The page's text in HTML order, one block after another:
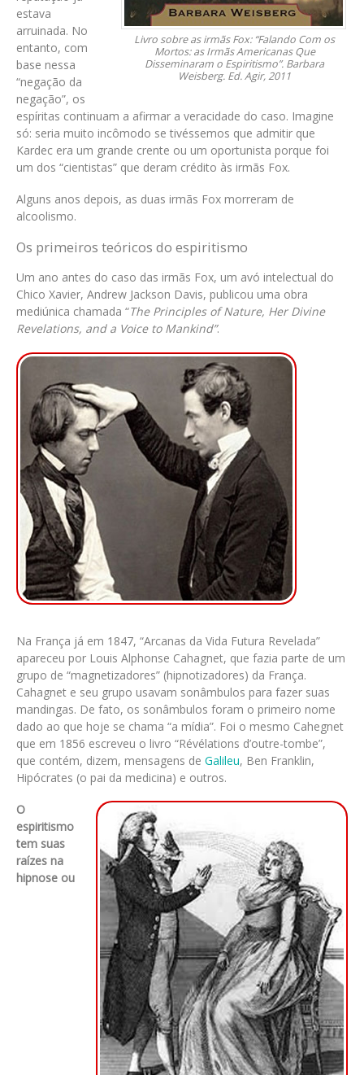
Livro sobre as irmãs Fox: “Falando Com os
Mortos: as Irmãs Americanas Que
Disseminaram o Espiritismo”. Barbara
Weisberg. Ed. Agir, 2011
estava
arruinada. No
entanto, com
base nessa
“negação da
negação”, os
espíritas continuam a afirmar a veracidade do caso. Imagine
só: seria muito incômodo se tivéssemos que admitir que
Kardec era um grande crente ou um oportunista porque foi
um dos “cientistas” que deram crédito às irmãs Fox.
Alguns anos depois, as duas irmãs Fox morreram de
alcoolismo.
Os primeiros teóricos do espiritismo
Um ano antes do caso das irmãs Fox, um avó intelectual do
Chico Xavier, Andrew Jackson Davis, publicou uma obra
mediúnica chamada “The Principles of Nature, Her Divine
Revelations, and a Voice to Mankind”.
Na França já em 1847, “Arcanas da Vida Futura Revelada”
apareceu por Louis Alphonse Cahagnet, que fazia parte de um
grupo de “magnetizadores” (hipnotizadores) da França.
Cahagnet e seu grupo usavam sonâmbulos para fazer suas
mandingas. De fato, os sonâmbulos foram o primeiro nome
dado ao que hoje se chama “a mídia”. Foi o mesmo Cahegnet
que em 1856 escreveu o livro “Révélations d’outre-tombe”,
que contém, dizem, mensagens de Galileu, Ben Franklin,
Hipócrates (o pai da medicina) e outros.
O
espiritismo
tem suas
raízes na
hipnose ou